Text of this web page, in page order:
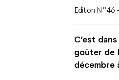
Edition N°46
C’est
goûter de
décembre